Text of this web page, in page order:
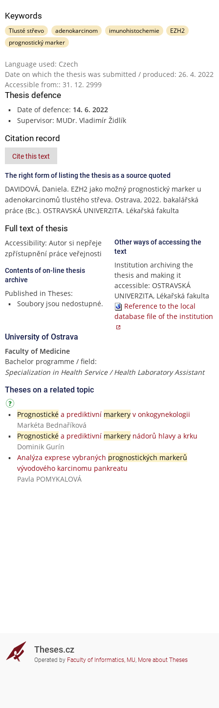
Keywords
Tlusté střevo adenokarcinom imunohistochemie
EZH2
prognostický marker
Language used: Czech
Date on which the thesis was submitted / produced: 26. 4. 2022
Accessible from:: 31. 12. 2999
Thesis defence
Date of defence: 14. 6. 2022
Supervisor: MUDr. Vladimír Židlík
Citation record
Cite this text
The right form of listing the thesis as a source quoted
DAVIDOVÁ, Daniela. EZH2 jako možný prognostický marker u
adenokarcinomů tlustého střeva. Ostrava, 2022. bakalářská
práce (Bc.). OSTRAVSKÁ UNIVERZITA. Lékařská fakulta
Full text of thesis
Accessibility: Autor si nepřeje
zpřístupnění práce veřejnosti
Contents of on-line thesis
archive
Published in Theses:
Soubory jsou nedostupné.
Other ways of accessing the
text
Institution archiving the
thesis and making it
accessible: OSTRAVSKÁ
UNIVERZITA, Lékařská fakulta
Reference to the local
database file of the institution
University of Ostrava
Faculty of Medicine
Bachelor programme / field:
Specialization in Health Service / Health Laboratory Assistant
Theses on a related topic
Prognostickéa prediktivní markeryv onkogynekologii
Markéta Bednaříková
Prognostickéa prediktivní markerynádorů hlavy a krku
Dominik Gurín
Analýza exprese vybraných prognostických markerů
vývodového karcinomu pankreatu
Pavla POMYKALOVÁ
Theses.cz
Operated by Faculty of Informatics, MU, More about Theses